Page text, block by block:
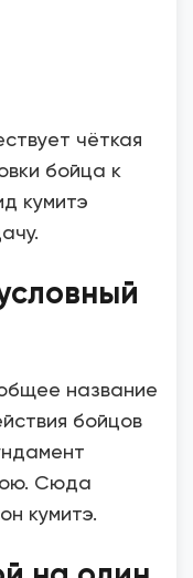
чёткая
бойца к
кумитэ
название
бойцов
Сюда
кумитэ.